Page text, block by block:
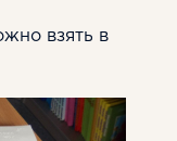
взять в